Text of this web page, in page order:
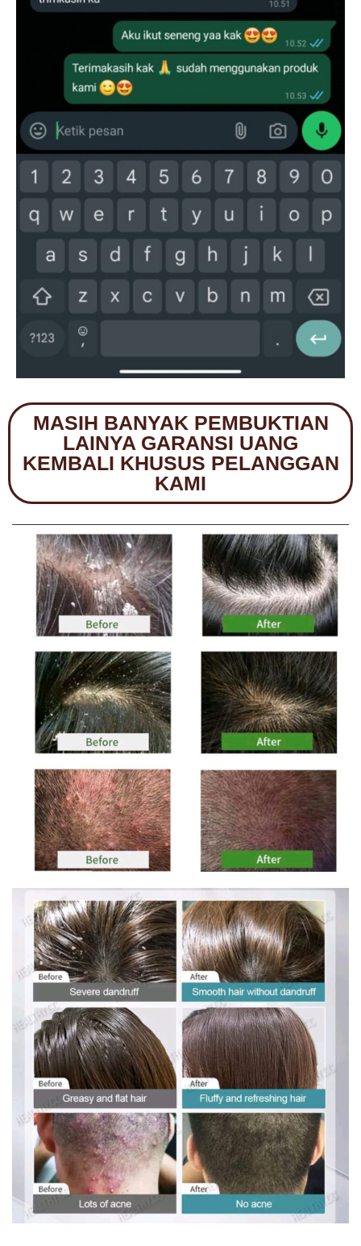
MASIH BANYAK PEMBUKTIAN
LAINYA GARANSI UANG
KEMBALI KHUSUS PELANGGAN
KAMI